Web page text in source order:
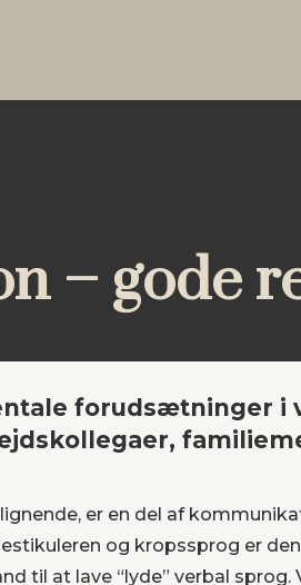
– gode
forudsætninger i
er en del af
og kropssprog er
til at lave “lyde” verbal